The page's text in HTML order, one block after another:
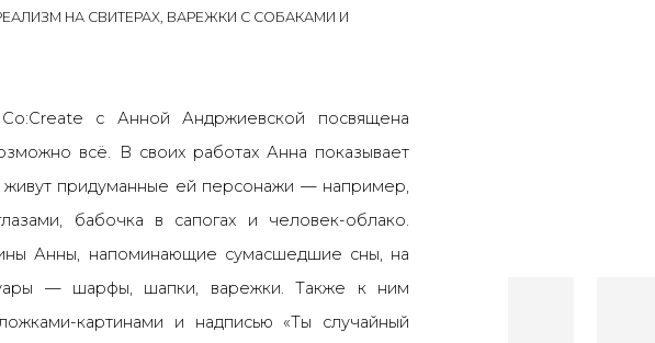
НА СВИТЕРАХ, ВАРЕЖКИ С СОБАКАМИ И
с Анной Андржиевской посвящена
всё. В своих работах Анна показывает
придуманные ей персонажи — например,
бабочка в сапогах и человек-облако.
Анны, напоминающие сумасшедшие сны, на
— шарфы, шапки, варежки. Также к ним
картинами и надписью «Ты случайный